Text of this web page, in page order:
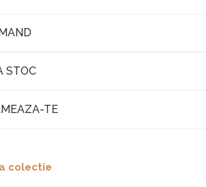
STOC
TE
colectie